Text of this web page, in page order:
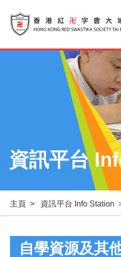
資訊平台
主頁 > 資訊平台 Info Station
自學資源及其